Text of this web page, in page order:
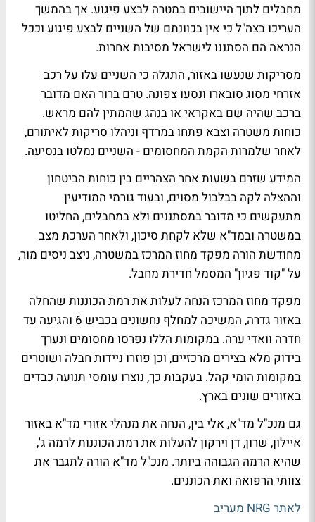
מחבלים לתוך היישובים במטרה לבצע פיגוע. אך בהמשך
העריכו בצה"ל כי אין בכוונתם של השניים לבצע פיגוע וככל
הנראה הם הסתננו לישראל מסיבות אחרות.
מסריקות שנעשו באזור, התגלה כי השניים עלו על רכב
אזרחי מסוג סובארו ונסעו צפונה. טרם ברור האם מדובר
ברכב שהיה שם באקראי או בנהג שהמתין להם מראש.
כוחות משטרה וצבא פתחו במרדף וניהלו סריקות לאיתורם,
לאחר שלמרות הקמת המחסומים - השניים נמלטו בנסיעה.
המידע שזרם בשעות אחר הצהריים בין כוחות הביטחון
וההצלה לקה בבלבול מסוים, ובעוד גורמי המודיעין
מתעקשים כי מדובר במסתננים ולא במחבלים, החליטו
במשטרה ובמד"א שלא לקחת סיכון, ולאחר הערכת מצב
מחודשת הורה מפקד מחוז המרכז במשטרה, ניצב ניסים מור,
על "קוד פגיון" המסמל חדירת מחבל.
מפקד מחוז המרכז הנחה לעלות את רמת הכוננות שהחלה
באזור גדרה, המשיכה למחלף נחשונים בכביש 6 והגיעה עד
חדרה וואדי ערה. במקומות הללו נפרסו מחסומים ונערך
בידוק מלא בצירים מרכזיים, וכן פוזרו ניידות חבלה ושוטרים
במקומות הומי קהל. בעקבות כך, נוצרו עומסי תנועה כבדים
באזורים שונים בארץ.
גם מנכ"ל מד"א, אלי בין, הנחה את מנהלי אזורי מד"א באזור
איילון, שרון, דן וירקון להעלות את רמת הכוננות לרמה ג',
שהיא הרמה הגבוהה ביותר. מנכ"ל מד"א הורה לתגבר את
צוותי הרפואה ואת הכוננים.
לאתר NRG מעריב